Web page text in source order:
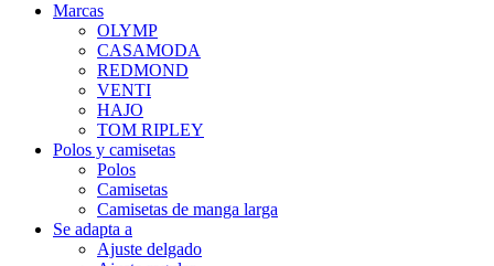
Marcas
OLYMP
CASAMODA
REDMOND
VENTI
HAJO
TOM RIPLEY
Polos y camisetas
Polos
Camisetas
Camisetas de manga larga
Se adapta a
Ajuste delgado